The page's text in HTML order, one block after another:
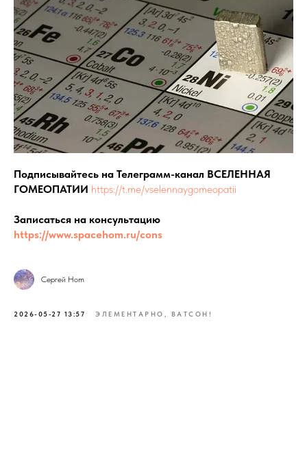
Подписывайтесь на Телеграмм-канал ВСЕЛЕННАЯ
ГОМЕОПАТИИ https://t.me/vselennaygomeopatii
Записаться на консультацию
https://www.spacehom.ru/cons
Сергей Hom
2026-05-27 13:57 ЭЛЕМЕНТАРНО, ВАТСОН!